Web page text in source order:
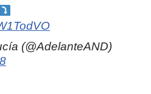
(@AdelanteAND)